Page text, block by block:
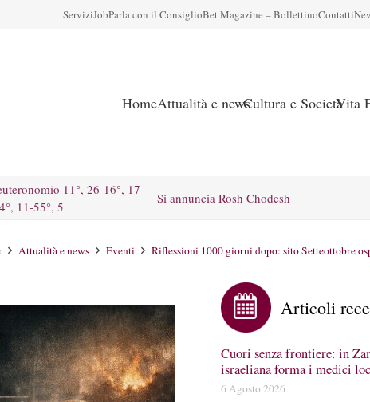
ServiziJobParla con il ConsiglioBet Magazine – BollettinoContatti
HomeAttualità e newsCultura e SocietàVita
11°, 26-16°, 17
11-55°, 5
Si annuncia Rosh Chodesh
Attualità e news Eventi Riflessioni 1000 giorni dopo: sito Setteottobre
Articoli
Cuori senza frontiere: in
israeliana forma i medici
6 Agosto 2026